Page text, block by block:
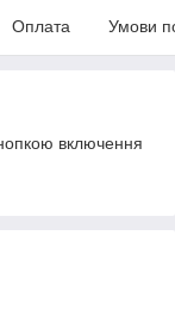
Оплата Умови
включення